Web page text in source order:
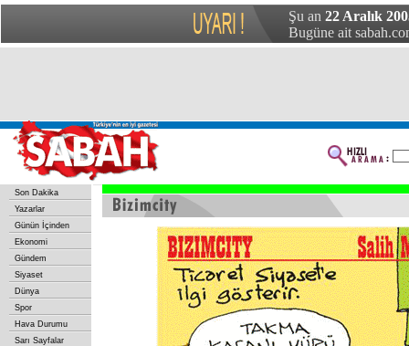
Şu an 22 Aralık
Bugüne ait
Son Dakika
Yazarlar
Günün İçinden
Ekonomi
Gündem
Siyaset
Dünya
Spor
Hava Durumu
Sarı Sayfalar